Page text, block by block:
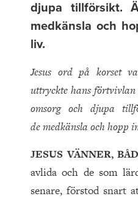
djupa tillförsikt.
medkänsla och
liv.
Jesus ord på korset
uttryckte hans förtvivlan
omsorg och djupa
demedkänsla och hopp
JESUS VÄNNER,
avlida och de som
senare, förstod snart